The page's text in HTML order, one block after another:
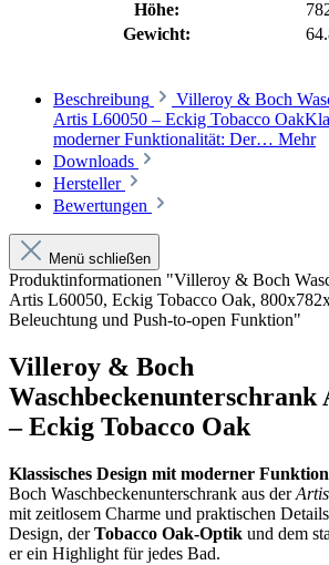
Höhe:
Gewicht:
Beschreibung
Villeroy & Boch
Artis L60050 – Eckig Tobacco
moderner Funktionalität: Der… Mehr
Downloads
Hersteller
Bewertungen
Menü schließen
Produktinformationen "Villeroy & Boch
Artis L60050, Eckig Tobacco Oak,
Beleuchtung und Push-to-open Funktion"
Villeroy & Boch
Waschbeckenunterschrank
– Eckig Tobacco Oak
Klassisches Design mit moderner
Boch Waschbeckenunterschrank aus der
mit zeitlosem Charme und praktischen
Design, derTobacco Oak-Optik und dem
er ein Highlight für jedes Bad.